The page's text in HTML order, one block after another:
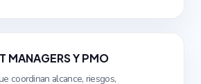
MANAGERS Y PMO
coordinan alcance, riesgos,